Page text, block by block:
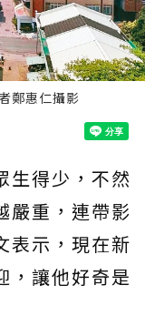
鄭惠仁攝影
生得少，不然
嚴重，連帶影
表示，現在新
，讓他好奇是